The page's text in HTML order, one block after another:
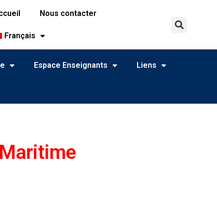
Nous contacter
Français
Espace Enseignants Liens